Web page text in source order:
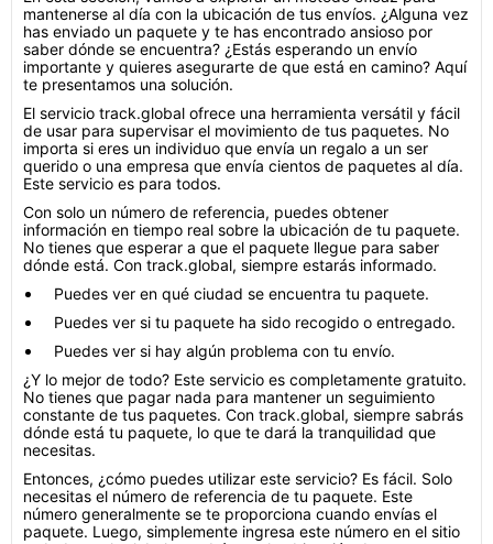
mantenerse al día con la ubicación de tus envíos. ¿Alguna vez
has enviado un paquete y te has encontrado ansioso por
saber dónde se encuentra? ¿Estás esperando un envío
importante y quieres asegurarte de que está en camino? Aquí
te presentamos una solución.
El servicio track.global ofrece una herramienta versátil y fácil
de usar para supervisar el movimiento de tus paquetes. No
importa si eres un individuo que envía un regalo a un ser
querido o una empresa que envía cientos de paquetes al día.
Este servicio es para todos.
Con solo un número de referencia, puedes obtener
información en tiempo real sobre la ubicación de tu paquete.
No tienes que esperar a que el paquete llegue para saber
dónde está. Con track.global, siempre estarás informado.
Puedes ver en qué ciudad se encuentra tu paquete.
Puedes ver si tu paquete ha sido recogido o entregado.
Puedes ver si hay algún problema con tu envío.
¿Y lo mejor de todo? Este servicio es completamente gratuito.
No tienes que pagar nada para mantener un seguimiento
constante de tus paquetes. Con track.global, siempre sabrás
dónde está tu paquete, lo que te dará la tranquilidad que
necesitas.
Entonces, ¿cómo puedes utilizar este servicio? Es fácil. Solo
necesitas el número de referencia de tu paquete. Este
número generalmente se te proporciona cuando envías el
paquete. Luego, simplemente ingresa este número en el sitio